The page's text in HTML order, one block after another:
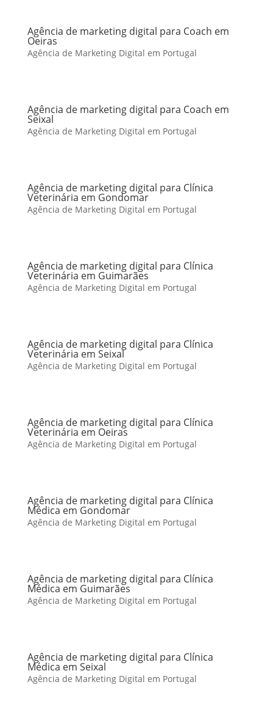
Agência de marketing digital para Coach em
Oeiras
Agência de Marketing Digital em Portugal
Agência de marketing digital para Coach em
Seixal
Agência de Marketing Digital em Portugal
Agência de marketing digital para Clínica
Veterinária em Gondomar
Agência de Marketing Digital em Portugal
Agência de marketing digital para Clínica
Veterinária em Guimarães
Agência de Marketing Digital em Portugal
Agência de marketing digital para Clínica
Veterinária em Seixal
Agência de Marketing Digital em Portugal
Agência de marketing digital para Clínica
Veterinária em Oeiras
Agência de Marketing Digital em Portugal
Agência de marketing digital para Clínica
Médica em Gondomar
Agência de Marketing Digital em Portugal
Agência de marketing digital para Clínica
Médica em Guimarães
Agência de Marketing Digital em Portugal
Agência de marketing digital para Clínica
Médica em Seixal
Agência de Marketing Digital em Portugal